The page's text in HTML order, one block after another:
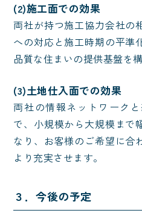
(2)施工面での効果
両社が持つ施工協力会社の
への対応と施工時期の平準
品質な住まいの提供基盤を
(3)土地仕入面での効果
両社の情報ネットワーク
で、小規模から大規模まで
なり、お客様のご希望に合
より充実させます。
３．今後の予定